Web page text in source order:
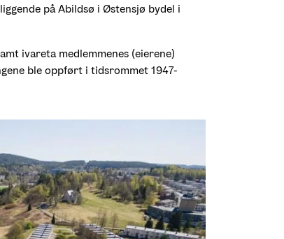
på Abildsø i Østensjø bydel i
ivareta medlemmenes (eierene)
ble oppført i tidsrommet 1947-